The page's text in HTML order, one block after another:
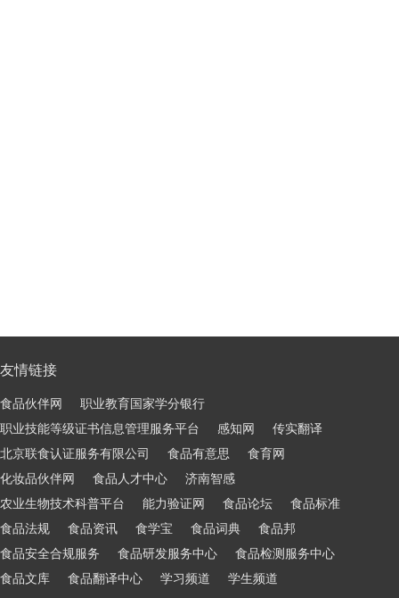
友情链接
食品伙伴网
职业教育国家学分银行
职业技能等级证书信息管理服务平台
感知网
传实翻译
北京联食认证服务有限公司
食品有意思
食育网
化妆品伙伴网
食品人才中心
济南智感
农业生物技术科普平台
能力验证网 食品论坛
食品标准
食品法规
食品资讯 食学宝 食品词典
食品邦
食品安全合规服务
食品研发服务中心
食品检测服务中心
食品文库
食品翻译中心 学习频道 学生频道